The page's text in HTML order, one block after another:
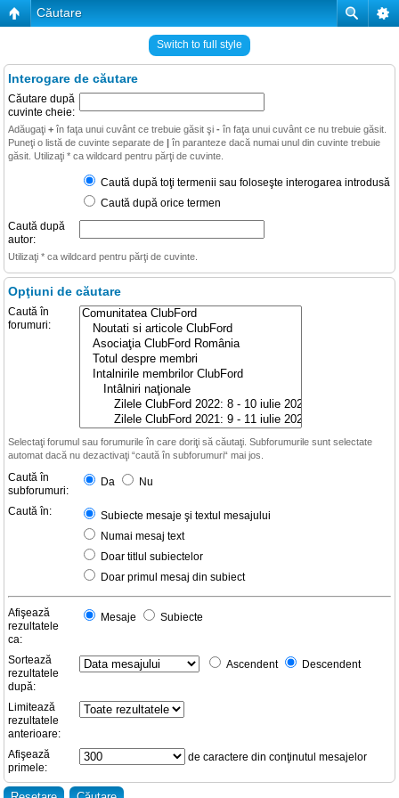
Căutare
Switch to full style
Interogare de căutare
Căutare după
cuvinte cheie:
Adăugaţi + în faţa unui cuvânt ce trebuie găsit şi - în faţa unui cuvânt ce nu trebuie găsit.
Puneţi o listă de cuvinte separate de | în paranteze dacă numai unul din cuvinte trebuie
găsit. Utilizaţi * ca wildcard pentru părţi de cuvinte.
Caută după toţi termenii sau foloseşte interogarea introdusă
Caută după orice termen
Caută după
autor:
Utilizaţi * ca wildcard pentru părţi de cuvinte.
Opţiuni de căutare
Caută în
forumuri:
Selectaţi forumul sau forumurile în care doriţi să căutaţi. Subforumurile sunt selectate
automat dacă nu dezactivaţi “caută în subforumuri“ mai jos.
Caută în
subforumuri:
Da Nu
Caută în:
Subiecte mesaje şi textul mesajului
Numai mesaj text
Doar titlul subiectelor
Doar primul mesaj din subiect
Afişează
rezultatele
ca:
Mesaje Subiecte
Sortează
rezultatele
după:
Ascendent Descendent
Limitează
rezultatele
anterioare:
Afişează
primele:
de caractere din conţinutul mesajelor